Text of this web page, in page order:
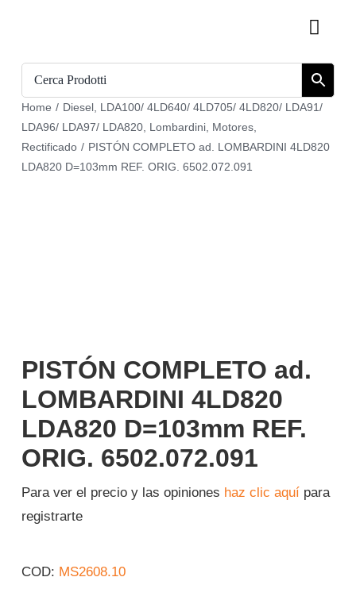
Iniciar sesión
Español
Home / Diesel, LDA100/ 4LD640/ 4LD705/ 4LD820/ LDA91/
LDA96/ LDA97/ LDA820, Lombardini, Motores,
Rectificado / PISTÓN COMPLETO ad. LOMBARDINI 4LD820
LDA820 D=103mm REF. ORIG. 6502.072.091
PISTÓN COMPLETO ad.
LOMBARDINI 4LD820
LDA820 D=103mm REF.
ORIG. 6502.072.091
Para ver el precio y las opiniones haz clic aquípara
registrarte
COD: MS2608.10